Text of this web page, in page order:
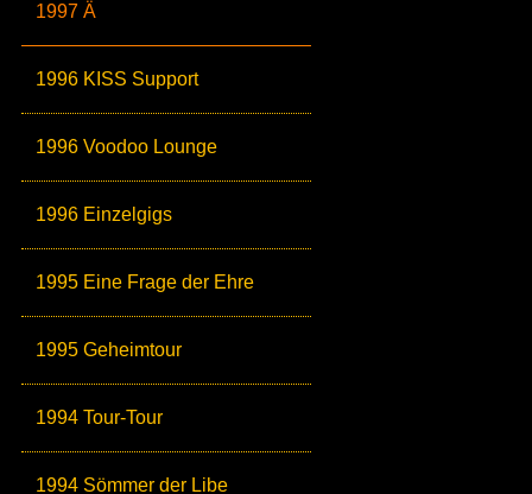
1997 Ä
1996 KISS Support
1996 Voodoo Lounge
1996 Einzelgigs
1995 Eine Frage der Ehre
1995 Geheimtour
1994 Tour-Tour
1994 Sömmer der Libe